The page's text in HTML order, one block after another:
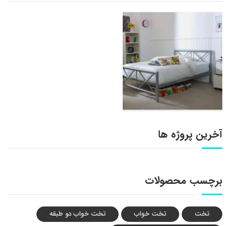
آخرین پروژه ها
برچسب محصولات
تخت تخت خواب
تخت خواب دو طبقه